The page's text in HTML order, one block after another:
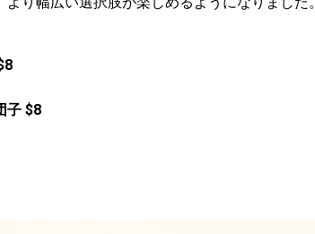
子 $8